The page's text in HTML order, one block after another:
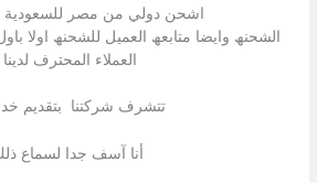
اشحن دولي من مصر للسعودية
الشحنھ وایضا متابعھ العمیل للشحنھ اولا
العملاء المحترف لدینا
تتشرف شركتنا بتقدیم
أنا آسف جدا لسماع